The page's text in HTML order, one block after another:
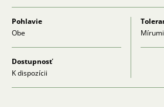
Pohlavie
Obe
Dostupnosť
K dispozícii